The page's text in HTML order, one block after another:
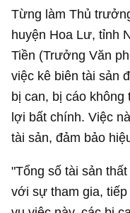
Từng làm Thủ
huyện Hoa Lư, tỉnh
Tiền (Trưởng Văn
việc kê biên tài sản
bị can, bị cáo
lợi bất chính. Việc
tài sản, đảm bảo
"Tổng số tài sản
với sự tham gia,